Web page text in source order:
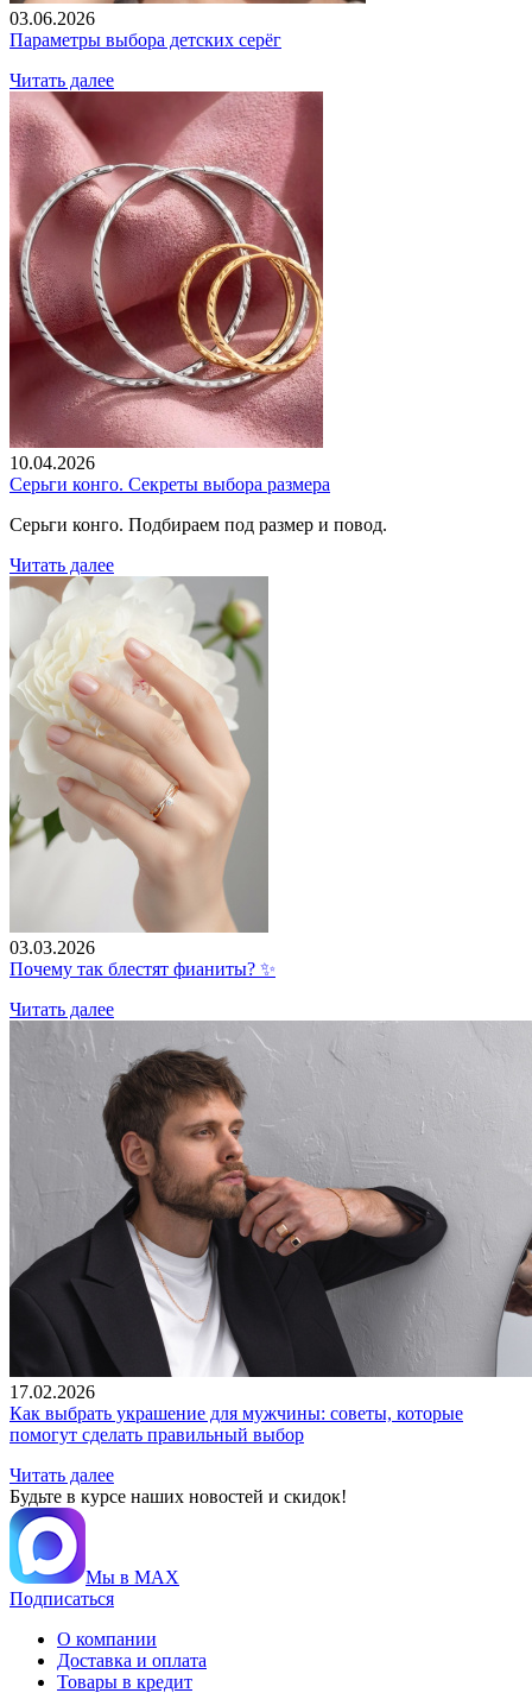
03.06.2026
Параметры выбора детских серёг
Читать далее
10.04.2026
Серьги конго. Секреты выбора размера
Серьги конго. Подбираем под размер и повод.
Читать далее
03.03.2026
Почему так блестят фианиты? ✨
Читать далее
17.02.2026
Как выбрать украшение для мужчины: советы, которые
помогут сделать правильный выбор
Читать далее
Будьте в курсе наших новостей и скидок!
Мы в MAX
Подписаться
О компании
Доставка и оплата
Товары в кредит